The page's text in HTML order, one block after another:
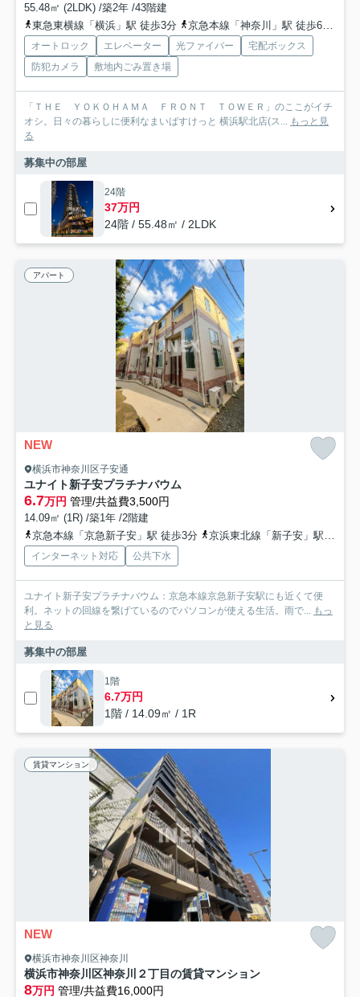
55.48㎡ (2LDK) /築2年 /43階建
東急東横線「横浜」駅 徒歩3分
京急本線「神奈川」駅 徒歩6分
オートロック エレベーター 光ファイバー
宅配ボックス
防犯カメラ
敷地内ごみ置き場
「ＴＨＥ ＹＯＫＯＨＡＭＡ ＦＲＯＮＴ ＴＯＷＥＲ」のここがイチ
オシ。日々の暮らしに便利なまいばすけっと 横浜駅北店(ス... もっと見
る
募集中の部屋
24階
37万円
24階 / 55.48㎡ / 2LDK
アパート
NEW
横浜市神奈川区子安通
ユナイト新子安プラチナバウム
6.7万円 管理/共益費3,500円
14.09㎡ (1R) /築1年 /2階建
京急本線「京急新子安」駅 徒歩3分
京浜東北線「新子安」駅 徒歩6分
インターネット対応 公共下水
ユナイト新子安プラチナバウム：京急本線京急新子安駅にも近くて便
利。ネットの回線を繋げているのでパソコンが使える生活。雨で... もっ
と見る
募集中の部屋
1階
6.7万円
1階 / 14.09㎡ / 1R
賃貸マンション
NEW
横浜市神奈川区神奈川
横浜市神奈川区神奈川２丁目の賃貸マンション
8万円 管理/共益費16,000円